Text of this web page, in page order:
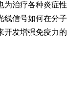
治疗各种炎症
线信号如何在分
开发增强免疫力